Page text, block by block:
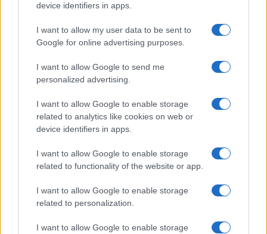
device identifiers in apps.
I want to allow my user data to be sent to
Google for online advertising purposes.
I want to allow Google to send me
personalized advertising.
I want to allow Google to enable storage
related to analytics like cookies on web or
device identifiers in apps.
I want to allow Google to enable storage
related to functionality of the website or app.
I want to allow Google to enable storage
related to personalization.
I want to allow Google to enable storage
ΓΙΑ ΤΟ ΚΑΛΟΚΑΙΡΙ ΣΟΥ →
ΤΟ ΠΑΡΟΝ ΤΗΣ ΚΥΡΙΑΚΗΣ